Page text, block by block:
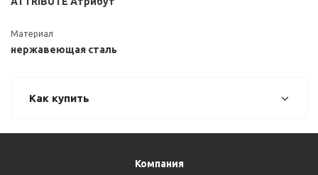
Материал
нержавеющая сталь
Как купить
Компания